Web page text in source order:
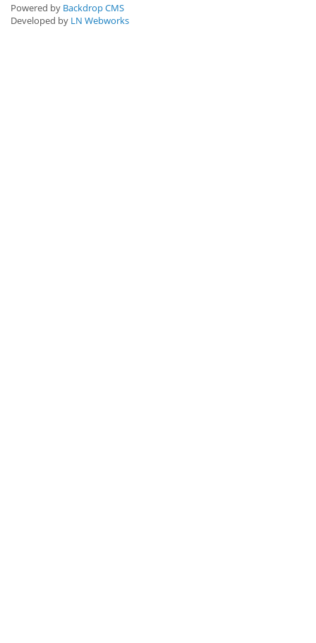
Powered by Backdrop CMS
Developed by LN Webworks